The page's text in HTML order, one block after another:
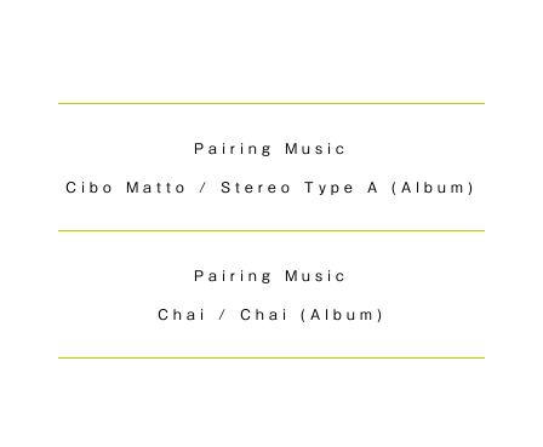
Pairing Music
Cibo Matto / Stereo Type A (Album)
Pairing Music
Chai / Chai (Album)